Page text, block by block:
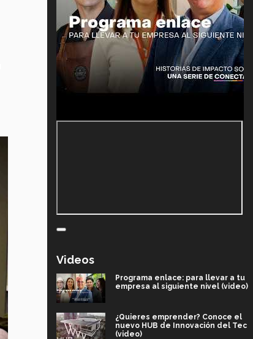
Videos
Programa enlace: para llevar a tu
empresa al siguiente nivel (video)
¿Quieres emprender? Conoce el
nuevo HUB de Innovación del Tec
(video)